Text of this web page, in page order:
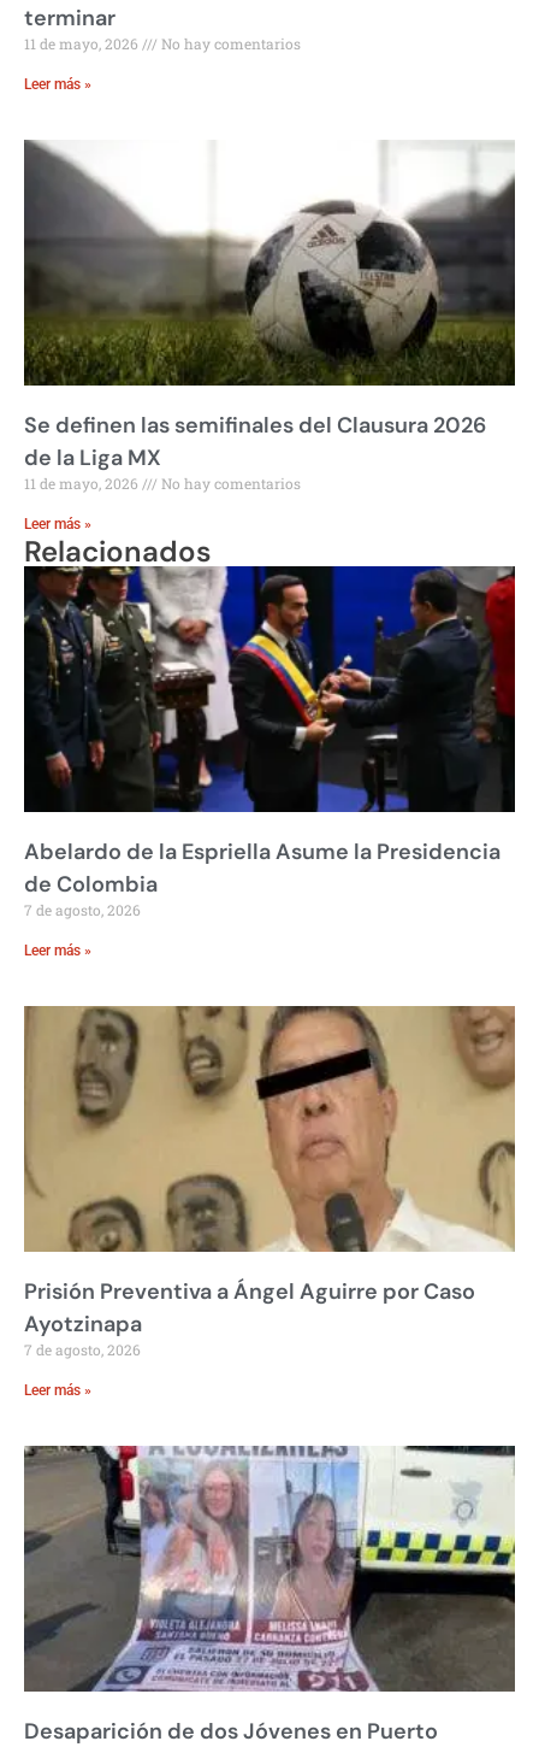
terminar
11 de mayo, 2026 No hay comentarios
Leer más »
Se definen las semifinales del Clausura 2026
de la Liga MX
11 de mayo, 2026 No hay comentarios
Leer más »
Relacionados
Abelardo de la Espriella Asume la Presidencia
de Colombia
7 de agosto, 2026
Leer más »
Prisión Preventiva a Ángel Aguirre por Caso
Ayotzinapa
7 de agosto, 2026
Leer más »
Desaparición de dos Jóvenes en Puerto